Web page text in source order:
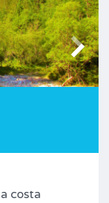
costa